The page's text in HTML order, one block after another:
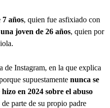
años, quien fue asfixiado con
una joven de 26 años, quien por
de Instagram, en la que explica
supuestamente nunca se
en 2024 sobre el abuso
de parte de su propio padre